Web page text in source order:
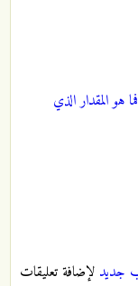
هو المقدار الذي
جديد لإضافة تعليقات